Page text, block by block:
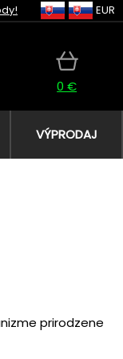
EUR
0 €
VÝPRODAJ
prirodzene